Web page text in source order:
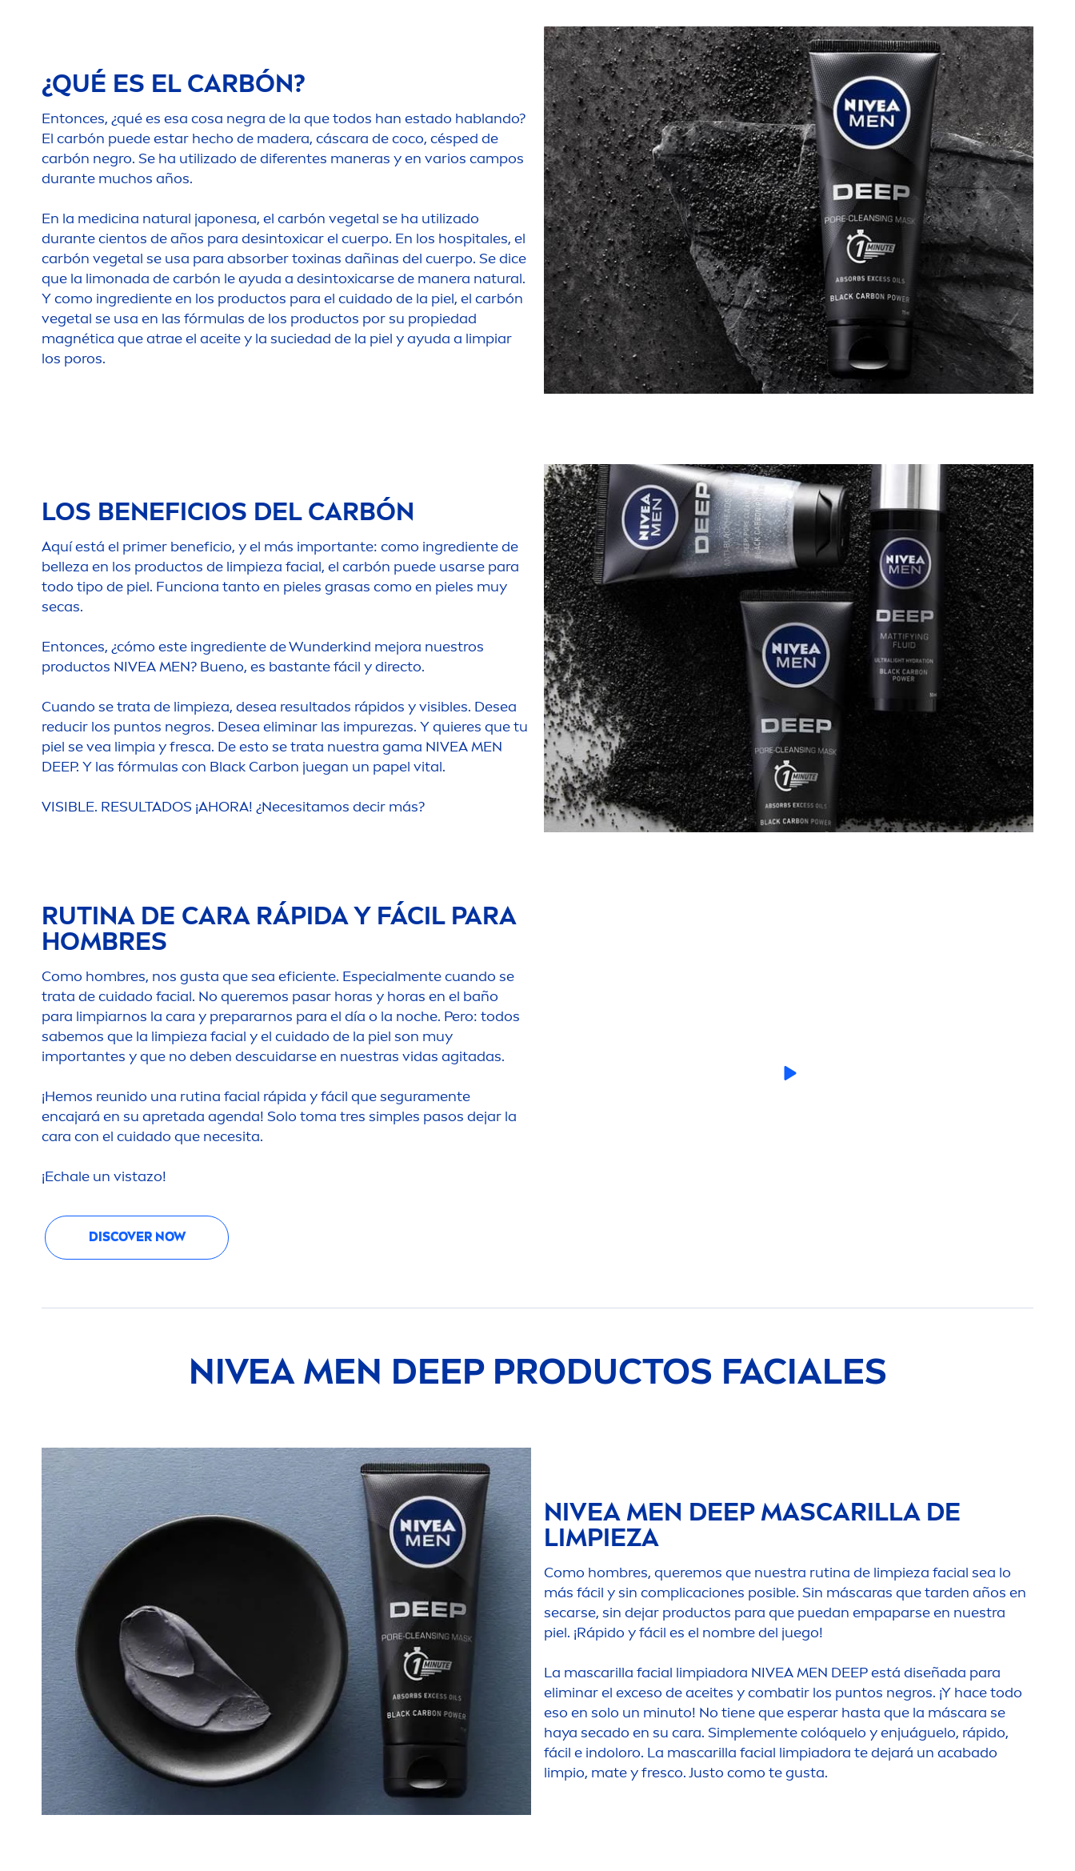
¿QUÉ ES EL CARBÓN?
Entonces, ¿qué es esa cosa negra de la que todos han estado hablando?
El carbón puede estar hecho de madera, cáscara de coco, césped de
carbón negro. Se ha utilizado de diferentes maneras y en varios campos
durante muchos años.
En la medicina natural japonesa, el carbón vegetal se ha utilizado
durante cientos de años para desintoxicar el cuerpo. En los hospitales, el
carbón vegetal se usa para absorber toxinas dañinas del cuerpo. Se dice
que la limonada de carbón le ayuda a desintoxicarse de manera natural.
Y como ingrediente en los productos para el cuidado de la piel, el carbón
vegetal se usa en las fórmulas de los productos por su propiedad
magnética que atrae el aceite y la suciedad de la piel y ayuda a limpiar
los poros.
LOS BENEFICIOS DEL CARBÓN
Aquí está el primer beneficio, y el más importante: como ingrediente de
belleza en los productos de limpieza facial, el carbón puede usarse para
todo tipo de piel. Funciona tanto en pieles grasas como en pieles muy
secas.
Entonces, ¿cómo este ingrediente de Wunderkind mejora nuestros
productos NIVEAMEN? Bueno, es bastante fácil y directo.
Cuando se trata de limpieza, desea resultados rápidos y visibles. Desea
reducir los puntos negros. Desea eliminar las impurezas. Y quieres que tu
piel se vea limpia y fresca. De esto se trata nuestra gama NIVEAMEN
DEEP. Y las fórmulas con Black Carbon juegan un papel vital.
VISIBLE. RESULTADOS ¡AHORA! ¿Necesitamos decir más?
RUTINA DE CARA RÁPIDA Y FÁCIL PARA
HOMBRES
Como hombres, nos gusta que sea eficiente. Especialmente cuando se
trata de cuidado facial. No queremos pasar horas y horas en el baño
para limpiarnos la cara y prepararnos para el día o la noche. Pero: todos
sabemos que la limpieza facial y el cuidado de la piel son muy
importantes y que no deben descuidarse en nuestras vidas agitadas.
¡Hemos reunido una rutina facial rápida y fácil que seguramente
encajará en su apretada agenda! Solo toma tres simples pasos dejar la
cara con el cuidado que necesita.
¡Echale un vistazo!
DISCOVER NOW
NIVEA MEN DEEPPRODUCTOS FACIALES
NIVEA MEN DEEPMASCARILLA DE
LIMPIEZA
Como hombres, queremos que nuestra rutina de limpieza facial sea lo
más fácil y sin complicaciones posible. Sin máscaras que tarden años en
secarse, sin dejar productos para que puedan empaparse en nuestra
piel. ¡Rápido y fácil es el nombre del juego!
La mascarilla facial limpiadora NIVEAMEN DEEPestá diseñada para
eliminar el exceso de aceites y combatir los puntos negros. ¡Y hace todo
eso en solo un minuto! No tiene que esperar hasta que la máscara se
haya secado en su cara. Simplemente colóquelo y enjuáguelo, rápido,
fácil e indoloro. La mascarilla facial limpiadora te dejará un acabado
limpio, mate y fresco. Justo como te gusta.